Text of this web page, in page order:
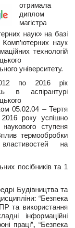
отримала
диплом
магістра
наук» на базі
наук
технологій
університету.
по 2016 рік
в аспірантурі
05.02.04 – Тертя
року успішно
ступеня
термообробки
на
посібників та 1
Будівництва та
“Безпека
та використання
інформаційні
праці”, “Безпека